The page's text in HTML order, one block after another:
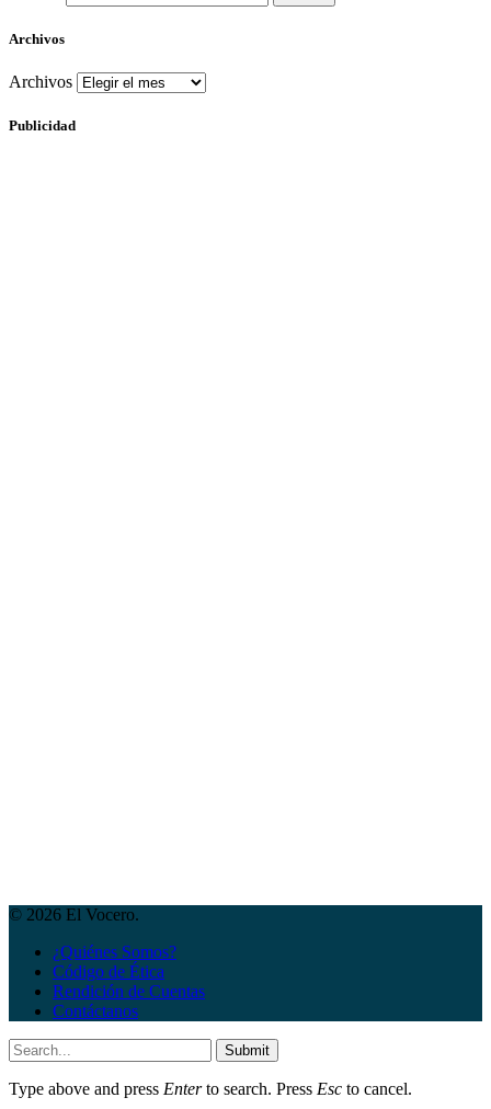
Archivos
Archivos
Publicidad
© 2026 El Vocero.
¿Quiénes Somos?
Código de Ética
Rendición de Cuentas
Contáctanos
Submit
Type above and press Enterto search. Press Esc to cancel.